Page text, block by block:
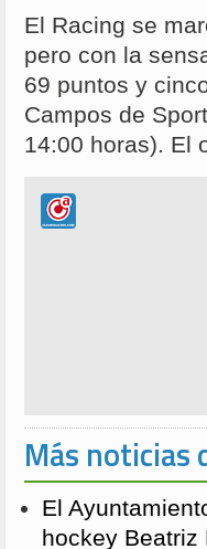
El Racing se
pero con la
69 puntos y
Campos de
14:00 horas). El
Más noticias
El
hockey Beatriz